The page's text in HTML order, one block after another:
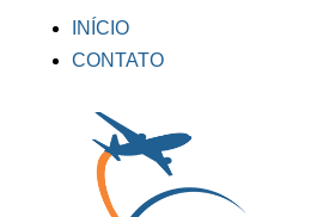
INÍCIO
CONTATO